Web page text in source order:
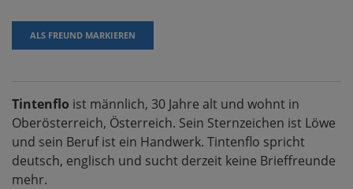
ALS FREUND MARKIEREN
Tintenflo ist männlich, 30 Jahre alt und wohnt in
Oberösterreich, Österreich. Sein Sternzeichen ist Löwe
und sein Beruf ist ein Handwerk. Tintenflo spricht
deutsch, englisch und sucht derzeit keine Brieffreunde
mehr.